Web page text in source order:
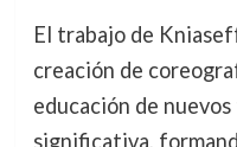
El trabajo de
creación de
educación de
significativa,